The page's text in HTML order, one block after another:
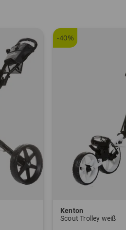
-40%
Kenton
Scout Trolley weiß